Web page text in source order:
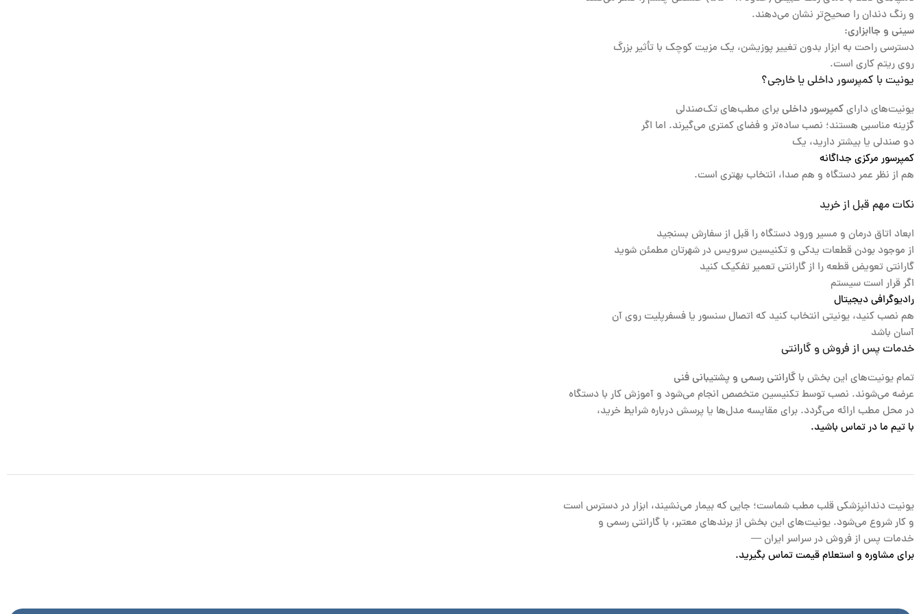
و رنگ دندان را صحیح‌تر نشان می‌دهند.
سینی و جاابزاری:
دسترسی راحت به ابزار بدون تغییر پوزیشن، یک مزیت کوچک با تأثیر بزرگ
روی ریتم کاری است.
یونیت با کمپرسور داخلی یا خارجی؟
یونیت‌های دارایکمپرسور داخلیبرای مطب‌های تک‌صندلی
گزینه مناسبی هستند؛ نصب ساده‌تر و فضای کمتری می‌گیرند. اما اگر
دو صندلی یا بیشتر دارید، یک
کمپرسور مرکزی جداگانه
هم از نظر عمر دستگاه و هم صدا، انتخاب بهتری است.
نکات مهم قبل از خرید
ابعاد اتاق درمان و مسیر ورود دستگاه را قبل از سفارش بسنجید
از موجود بودن قطعات یدکی و تکنیسین سرویس در شهرتان مطمئن شوید
گارانتی تعویض قطعه را از گارانتی تعمیر تفکیک کنید
اگر قرار است سیستم
رادیوگرافی دیجیتال
هم نصب کنید، یونیتی انتخاب کنید که اتصال سنسور یا فسفرپلیت روی آن
آسان باشد
خدمات پس از فروش و گارانتی
تمام یونیت‌های این بخش با گارانتی رسمی و پشتیبانی فنی
عرضه می‌شوند. نصب توسط تکنیسین متخصص انجام می‌شود و آموزش کار با دستگاه
در محل مطب ارائه می‌گردد. برای مقایسه مدل‌ها یا پرسش درباره شرایط خرید،
با تیم ما در تماس باشید.
یونیت دندانپزشکی قلب مطب شماست؛ جایی که بیمار می‌نشیند، ابزار در دسترس است
و کار شروع می‌شود. یونیت‌های این بخش از برندهای معتبر، با گارانتی رسمی و
خدمات پس از فروش در سراسر ایران —
برای مشاوره و استعلام قیمت تماس بگیرید.